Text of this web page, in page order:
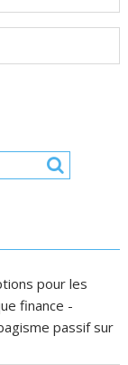
pour les
finance -
passif sur